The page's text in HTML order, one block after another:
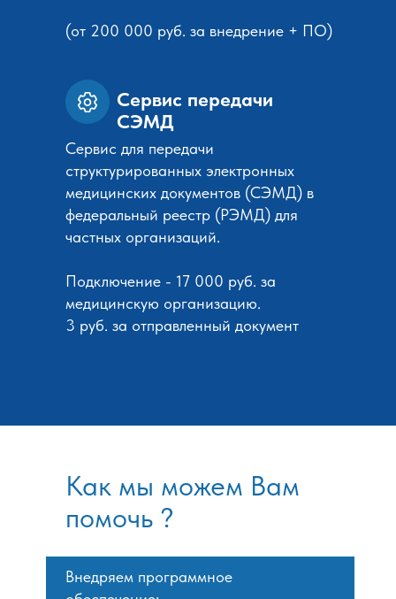
(от 200 000 руб. за внедрение + ПО)
Сервис передачи
СЭМД
Сервис для передачи
структурированных электронных
медицинских документов (СЭМД) в
федеральный реестр (РЭМД) для
частных организаций.
Подключение - 17 000 руб. за
медицинскую организацию.
3 руб. за отправленный документ
Как мы можем Вам
помочь ?
Внедряем программное